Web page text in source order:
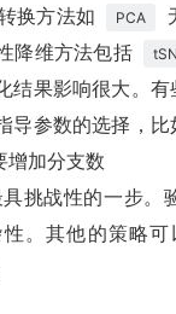
换方法如
PCA
降维方法包括
果影响很大。
参数的选择，
增加分支数
挑战性的一步。
。其他的策略